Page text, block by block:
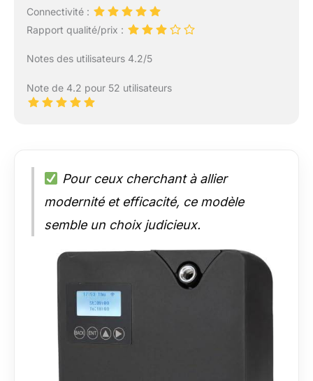
Connectivité :
Rapport qualité/prix :
Notes des utilisateurs 4.2/5
Note de 4.2 pour 52 utilisateurs
Pour ceux cherchant à allier
modernité et efficacité, ce modèle
semble un choix judicieux.